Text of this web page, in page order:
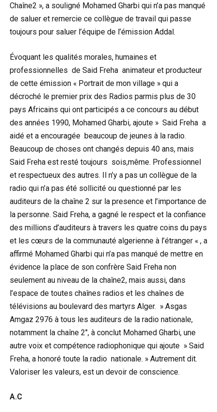
Chaîne2 », a souligné Mohamed Gharbi qui n’a pas manqué
de saluer et remercie ce collègue de travail qui passe
toujours pour saluer l’équipe de l’émission Addal.
Évoquant les qualités morales, humaines et
professionnelles de Said Freha animateur et producteur
de cette émission « Portrait de mon village » qui a
décroché le premier prix des Radios parmis plus de 30
pays Africains qui ont participés a ce concours au début
des années 1990, Mohamed Gharbi, ajoute » Said Freha a
aidé et a encouragée beaucoup de jeunes à la radio.
Beaucoup de choses ont changés depuis 40 ans, mais
Said Freha est resté toujours sois,même. Professionnel
et respectueux des autres. Il n’y a pas un collègue de la
radio qui n’a pas été sollicité ou questionné par les
auditeurs de la chaîne 2 sur la presence et l’importance de
la personne. Said Freha, a gagné le respect et la confiance
des millions d’auditeurs à travers les quatre coins du pays
et les cœurs de la communauté algerienne à l’étranger « , a
affirmé Mohamed Gharbi qui n’a pas manqué de mettre en
évidence la place de son confrère Said Freha non
seulement au niveau de la chaîne2, mais aussi, dans
l’espace de toutes chaînes radios et les chaînes de
télévisions au boulevard des martyrs Alger. » Asgas
Amgaz 2976 à tous les auditeurs de la radio nationale,
notamment la chaîne 2″, à conclut Mohamed Gharbi, une
autre voix et compétence radiophonique qui ajoute » Said
Freha, a honoré toute la radio nationale. » Autrement dit.
Valoriser les valeurs, est un devoir de conscience.
A.C